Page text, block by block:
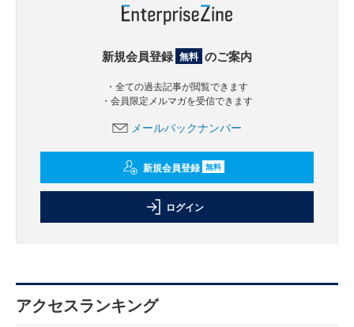
新規会員登録 無料 のご案内
・全ての過去記事が閲覧できます
・会員限定メルマガを受信できます
メールバックナンバー
新規会員登録 無料
ログイン
アクセスランキング